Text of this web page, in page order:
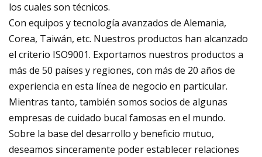
los cuales son técnicos.
Con equipos y tecnología avanzados de Alemania,
Corea, Taiwán, etc. Nuestros productos han alcanzado
el criterio ISO9001. Exportamos nuestros productos a
más de 50 países y regiones, con más de 20 años de
experiencia en esta línea de negocio en particular.
Mientras tanto, también somos socios de algunas
empresas de cuidado bucal famosas en el mundo.
Sobre la base del desarrollo y beneficio mutuo,
deseamos sinceramente poder establecer relaciones